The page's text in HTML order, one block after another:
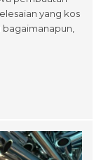
yang kos
boleh
CNC volum